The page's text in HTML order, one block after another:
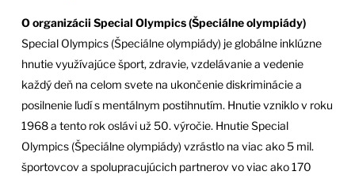
O organizácii Special Olympics (Špeciálne olympiády)
Special Olympics (Špeciálne olympiády) je globálne inklúzne
hnutie využívajúce šport, zdravie, vzdelávanie a vedenie
každý deň na celom svete na ukončenie diskriminácie a
posilnenie ľudí s mentálnym postihnutím. Hnutie vzniklo v roku
1968 a tento rok oslávi už 50. výročie. Hnutie Special
Olympics (Špeciálne olympiády) vzrástlo na viac ako 5 mil.
športovcov a spolupracujúcich partnerov vo viac ako 170